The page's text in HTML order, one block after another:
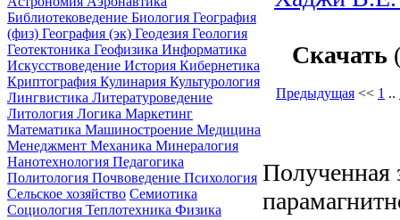
Библиотековедение Биология География
(физ) География (эк) Геодезия Геология
Геотектоника Геофизика Информатика
Искусствоведение История Кибернетика
Криптография Кулинария Культурология
Лингвистика Литературоведение
Литология Логика Маркетинг
Математика Машиностроение Медицина
Менеджмент Механика Минералогия
Нанотехнология Педагогика
Политология Почвоведение Психология
Сельское хозяйство Семиотика
Социология Теплотехника Физика
Скачать
Предыдущая << 1 ..
Полученная